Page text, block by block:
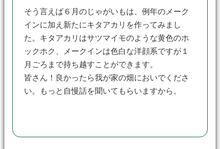
そう言えば６月のじゃがいもは、例年のメーク
インに加え新たにキタアカリを作ってみまし
た。キタアカリはサツマイモのような黄色のホ
ックホク、メークインは色白な洋顔系ですが１
月ごろまで持ち越すことができます。
皆さん！良かったら我が家の畑においでくださ
い。もっと自慢話を聞いてもらいますから。